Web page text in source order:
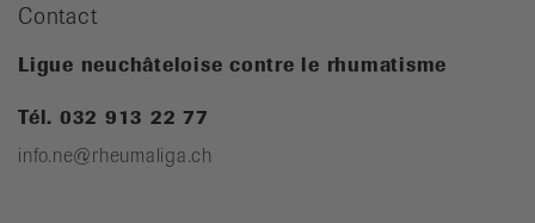
Contact
Ligue neuchâteloise contre le rhumatisme
Tél. 032 913 22 77
info.ne@rheumaliga.ch